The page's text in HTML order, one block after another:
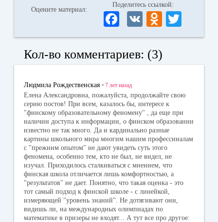
Оцените материал:
Поделитесь ссылкой:
Fa
ce
bo
ok
V
K
O
dn
la
ni
ki
wi
r
Кол-во комментариев: (3)
Людмила Рождественская • 7 лет назад
Елена Александровна, пожалуйста, продолжайте свою
серию постов! При всем, казалось бы, интересе к
"финскому образовательному феномену" , да еще при
наличии доступа к информации, о финском образовании
известно не так много. Да и кардинально разные
картины школьного мира многим нашим профессиналам
с "прежним опытом" не дают увидеть суть этого
феномена, особенно тем, кто не был, не видел, не
изучал. Приходилось сталкиваться с мнением, что
финская школа отличается лишь комфортностью, а
"результатов" не дает. Понятно, что такая оценка - это
тот самый подход к финской школе - с линейкой,
измеряющей "уровень знаний". Не дотягивают они,
видишь ли, на международных олимпиадах по
математике в призеры не входят... А тут все про другое: